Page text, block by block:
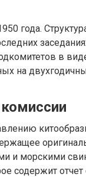
года.
в
на
и морскими
содержит отчет